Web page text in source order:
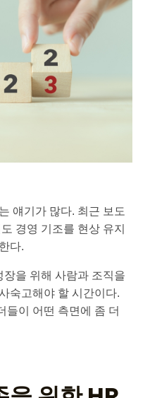
얘기가 많다. 최근 보도
경영 기조를 현상 유지
다.
을 위해 사람과 조직을
숙고해야 할 시간이다.
들이 어떤 측면에 좀 더